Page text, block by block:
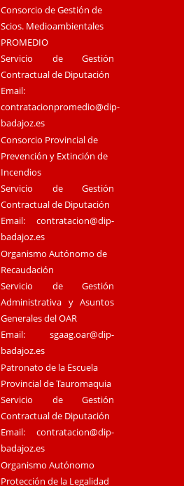
Consorcio de Gestión de
Scios. Medioambientales
PROMEDIO
Servicio de Gestión
Contractual de Diputación
Email:
contratacionpromedio@dip-
badajoz.es
Consorcio Provincial de
Prevención y Extinción de
Incendios
Servicio de Gestión
Contractual de Diputación
Email:contratacion@dip-
badajoz.es
Organismo Autónomo de
Recaudación
Servicio de Gestión
Administrativa y Asuntos
Generales del OAR
Email:sgaag.oar@dip-
badajoz.es
Patronato de la Escuela
Provincial de Tauromaquia
Servicio de Gestión
Contractual de Diputación
Email:contratacion@dip-
badajoz.es
Organismo Autónomo
Protección de la Legalidad